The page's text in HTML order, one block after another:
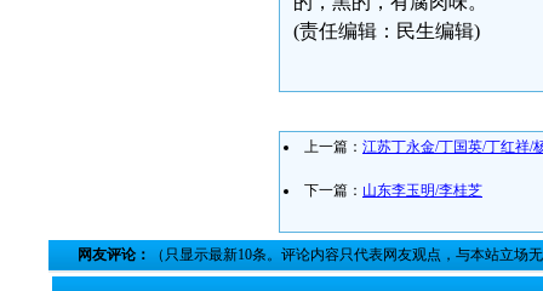
(责任编辑：民生编辑)
上一篇： 江苏丁永金/丁国英/丁红祥/
下一篇： 山东李玉明/李桂芝
网友评论： （只显示最新10条。评论内容只代表网友观点，与本站立场